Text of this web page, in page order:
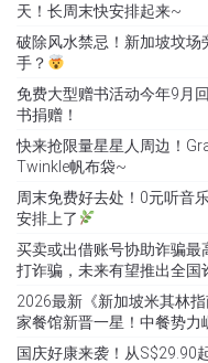
天！长周末快安排起来~
破除风水禁忌！新加坡坟
手？
免费大型赠书活动今年9月
书捐赠！
快来抢限量星星人周边！
Twinkle帆布袋~
周末免费好去处！0元听音
安排上了
买卖或出借账号协助诈骗
打诈骗，未来有望推出全国
2026最新《新加坡米其林
家餐馆新晋一星！中餐势力
国庆好康来袭！从S$29.90